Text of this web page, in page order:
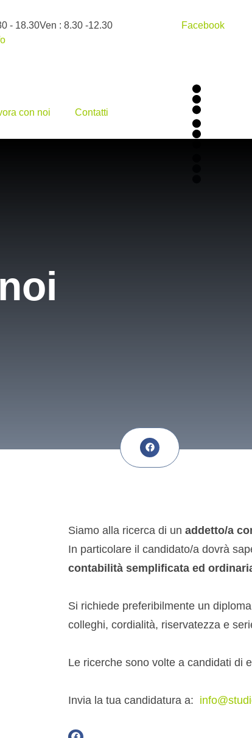
- 18.30Ven : 8.30 -12.30
Facebook
con noi Contatti
Siamo alla ricerca di un addetto/a
In particolare il candidato/a dovrà
contabilità semplificata ed
Si richiede preferibilmente un
colleghi, cordialità, riservatezza e
Le ricerche sono volte a candidati di
Invia la tua candidatura a: